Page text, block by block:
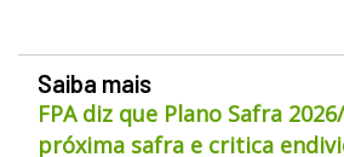
Saiba mais
FPA diz que Plano Safra
próxima safra e critica